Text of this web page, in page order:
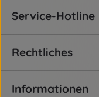
Service-Hotline
Rechtliches
Informationen